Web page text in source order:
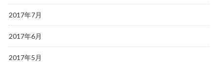
2017年7月
2017年6月
2017年5月